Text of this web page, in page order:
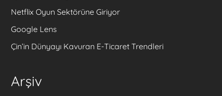
Netflix Oyun Sektörüne Giriyor
Google Lens
Çin’in Dünyayı Kavuran E-Ticaret Trendleri
Arşiv